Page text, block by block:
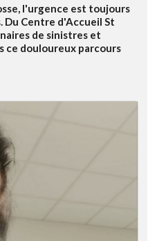
l'urgence est toujours
Du Centre d'Accueil St
de sinistres et
ce douloureux parcours